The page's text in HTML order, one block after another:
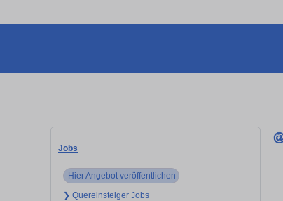
Jobs
Hier Angebot veröffentlichen
❯ Quereinsteiger Jobs